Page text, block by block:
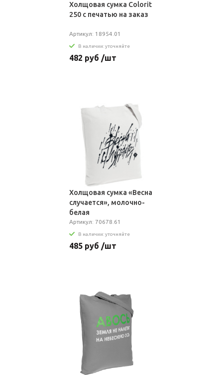
Холщовая сумка Colorit
250 с печатью на заказ
Артикул: 18954.01
В наличии: уточняйте
482 руб /шт
Холщовая сумка «Весна
случается», молочно-
белая
Артикул: 70678.61
В наличии: уточняйте
485 руб /шт